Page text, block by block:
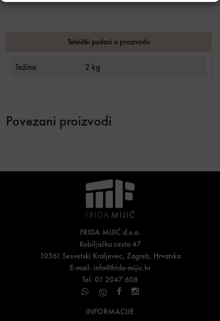
Tehnički podaci o proizvodu
Težina 2 kg
Povezani proizvodi
FRIDA MIJIĆ d.o.o.
Kobiljačka cesta 47
10361 Sesvetski Kraljevec, Zagreb, Hrvatska
E-mail: info@frida-mijic.hr
Tel. 01 2047 608
INFORMACIJE